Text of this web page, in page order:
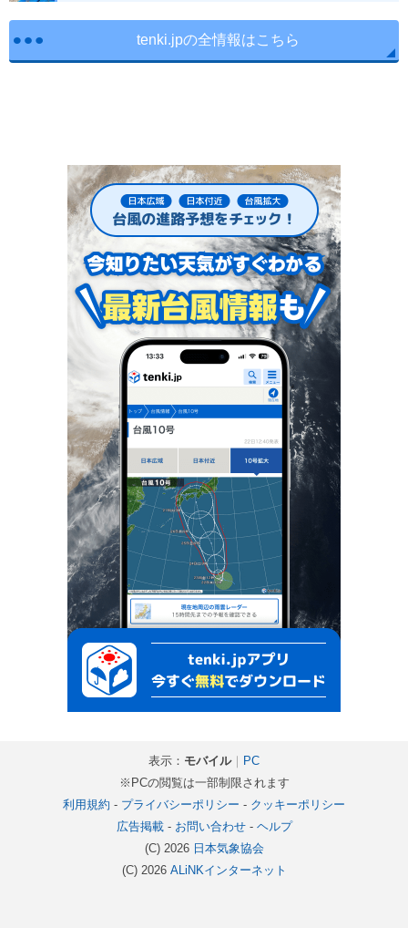
tenki.jpの全情報はこちら
表示： モバイル｜ PC
※PCの閲覧は一部制限されます
利用規約 - プライバシーポリシー - クッキーポリシー
広告掲載- お問い合わせ- ヘルプ
(C) 2026 日本気象協会
(C) 2026 ALiNKインターネット